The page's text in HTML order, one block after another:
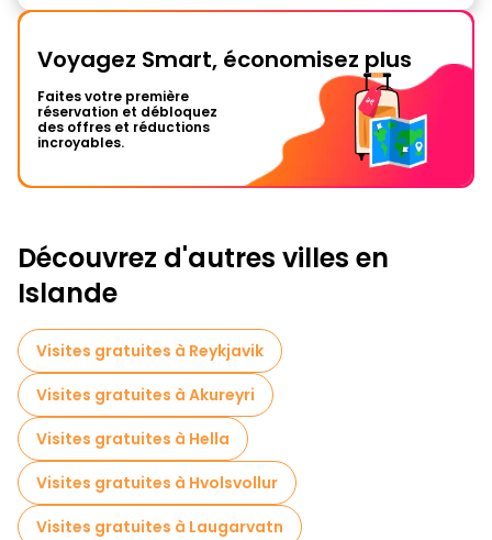
Voyagez Smart, économisez plus
Faites votre première
réservation et débloquez
des offres et réductions
incroyables.
Découvrez d'autres villes en
Islande
Visites gratuites à Reykjavik
Visites gratuites à Akureyri
Visites gratuites à Hella
Visites gratuites à Hvolsvollur
Visites gratuites à Laugarvatn